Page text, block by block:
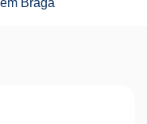
Braga